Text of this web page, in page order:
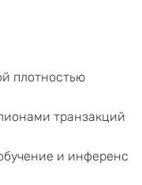
плотностью
транзакций
и инференс